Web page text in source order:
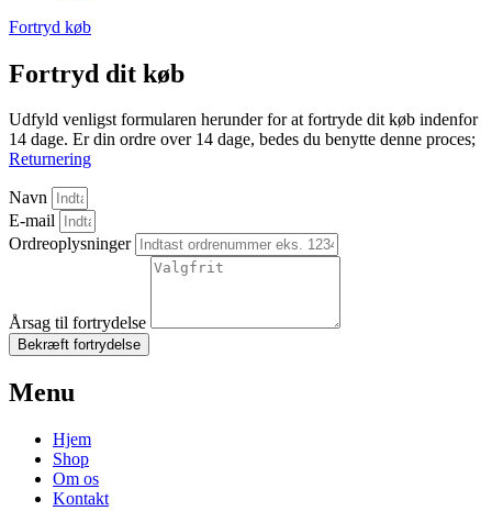
Fortryd køb
Fortryd dit køb
Udfyld venligst formularen herunder for at fortryde dit køb indenfor
14 dage. Er din ordre over 14 dage, bedes du benytte denne proces;
Returnering
Navn
E-mail
Ordreoplysninger
Årsag til fortrydelse
Bekræft fortrydelse
Menu
Hjem
Shop
Om os
Kontakt